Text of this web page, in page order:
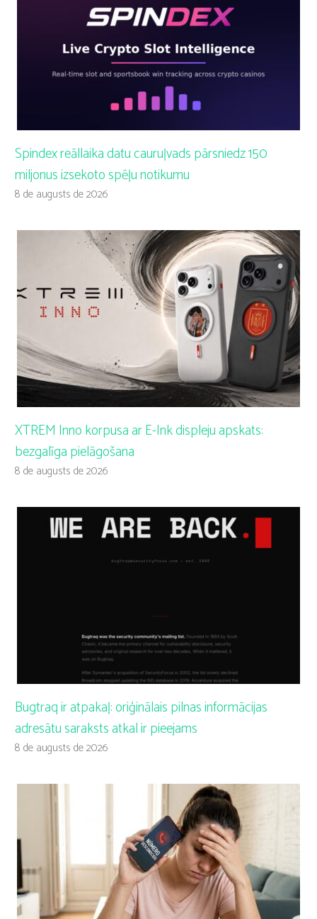
Spindex reāllaika datu cauruļvads pārsniedz 150
miljonus izsekoto spēļu notikumu
8 de augusts de 2026
XTREM Inno korpusa ar E-Ink displeju apskats:
bezgalīga pielāgošana
8 de augusts de 2026
Bugtraq ir atpakaļ: oriģinālais pilnas informācijas
adresātu saraksts atkal ir pieejams
8 de augusts de 2026